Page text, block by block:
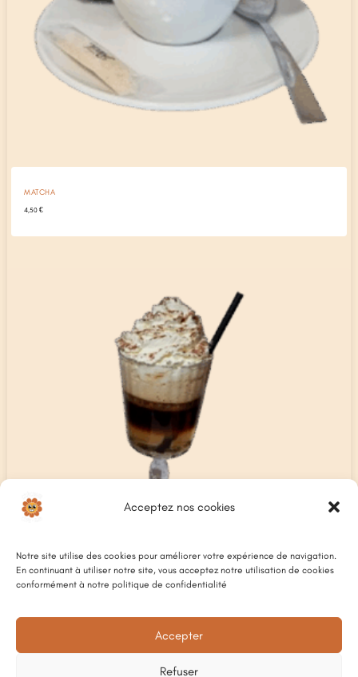
Acceptez nos cookies
Notre site utilise des cookies pour améliorer votre expérience de navigation.
En continuant à utiliser notre site, vous acceptez notre utilisation de cookies
conformément à notre politique de confidentialité
Accepter
Refuser
MATCHA
4,50 €
8€